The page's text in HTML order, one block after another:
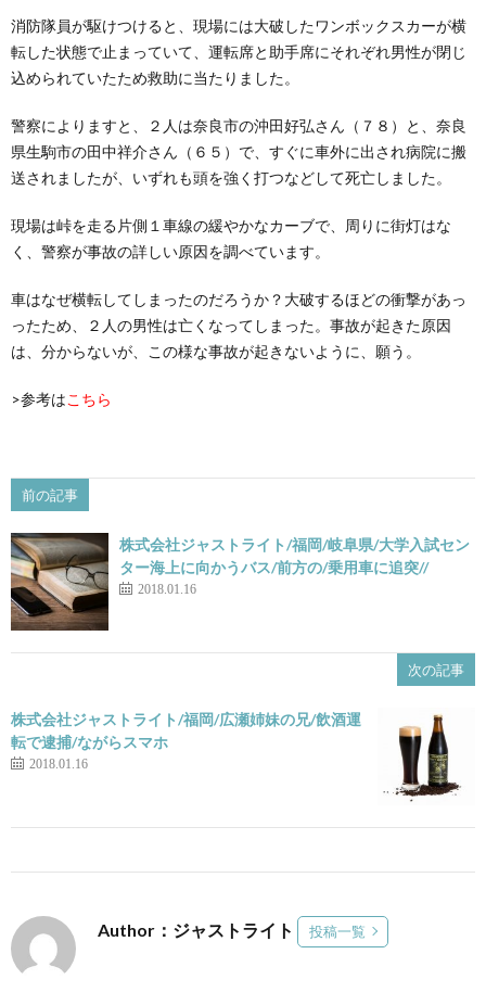
消防隊員が駆けつけると、現場には大破したワンボックスカーが横
転した状態で止まっていて、運転席と助手席にそれぞれ男性が閉じ
込められていたため救助に当たりました。
警察によりますと、２人は奈良市の沖田好弘さん（７８）と、奈良
県生駒市の田中祥介さん（６５）で、すぐに車外に出され病院に搬
送されましたが、いずれも頭を強く打つなどして死亡しました。
現場は峠を走る片側１車線の緩やかなカーブで、周りに街灯はな
く、警察が事故の詳しい原因を調べています。
車はなぜ横転してしまったのだろうか？大破するほどの衝撃があっ
ったため、２人の男性は亡くなってしまった。事故が起きた原因
は、分からないが、この様な事故が起きないように、願う。
>参考はこちら
前の記事
株式会社ジャストライト/福岡/岐阜県/大学入試セン
ター海上に向かうバス/前方の/乗用車に追突//
2018.01.16
次の記事
株式会社ジャストライト/福岡/広瀬姉妹の兄/飲酒運
転で逮捕/ながらスマホ
2018.01.16
Author：ジャストライト 投稿一覧